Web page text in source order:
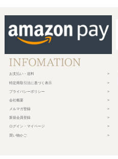
お支払い・送料
特定商取引法に基づく表示
プライバシーポリシー
会社概要
メルマガ登録
新規会員登録
ログイン・マイページ
買い物かご